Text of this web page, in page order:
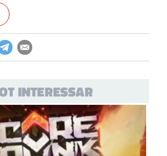
INTERESSAR